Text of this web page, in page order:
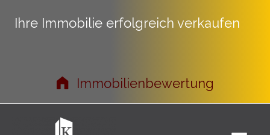
Ihre Immobilie erfolgreich verkaufen
Immobilienbewertung